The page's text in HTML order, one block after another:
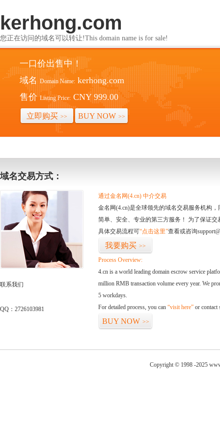
kerhong.com
您正在访问的域名可以转让!This domain name is for sale!
一口价出售中！
域名 Domain Name: kerhong.com
售价 Listing Price: CNY 999.00
立即购买 >> BUY NOW >>
域名交易方式：
联系我们
QQ：2726103981
通过金名网(4.cn) 中介交易
金名网(4.cn)是全球领先的域名交易服务机构
简单、安全、专业的第三方服务！ 为了保证
具体交易流程可“点击这里”查看或咨询
我要购买 >>
Process Overview:
4.cn is a world leading domain escrow service
million RMB transaction volume every year. We
5 workdays.
For detailed process, you can “visit here” or contact
BUY NOW >>
Copyright © 1998 -2025